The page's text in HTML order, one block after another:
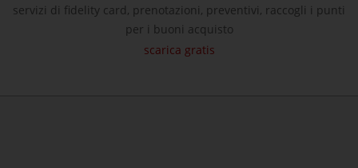
servizi di fidelity card, prenotazioni, preventivi, raccogli i punti
per i buoni acquisto
scarica gratis